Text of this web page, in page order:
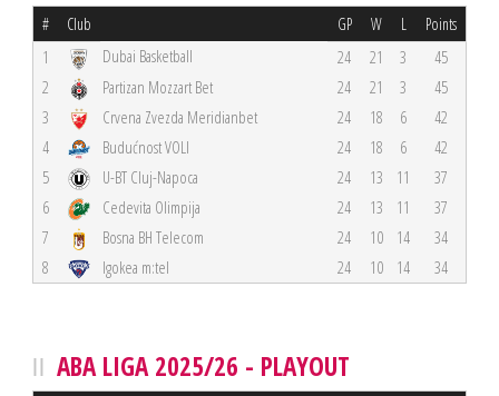
# Club GP W L Points
1 Dubai Basketball 24 21 3
45
2
Partizan Mozzart Bet 24 21 3
45
3
Crvena Zvezda Meridianbet 24 18 6
42
4
Budućnost VOLI 24 18 6
42
5
U-BT Cluj-Napoca 24 13 11
37
6
Cedevita Olimpija 24 13 11
37
7
Bosna BH Telecom 24 10 14
34
8
Igokea m:tel 24 10 14 34
ABA LIGA 2025/26 - PLAYOUT